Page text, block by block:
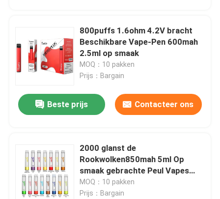
800puffs 1.6ohm 4.2V bracht
Beschikbare Vape-Pen 600mah
2.5ml op smaak
MOQ：10 pakken
Prijs：Bargain
Beste prijs Contacteer ons
2000 glanst de
Rookwolken850mah 5ml Op
smaak gebrachte Peul Vapes
Yuoto Pro Beschikbare Vape-
Uitrusting
MOQ：10 pakken
Prijs：Bargain